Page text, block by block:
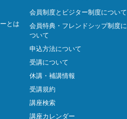
とは
会員制度とビジター制度について
会員特典・フレンドシップ制度に
ついて
申込方法について
受講について
休講・補講情報
受講規約
講座検索
講座カレンダー